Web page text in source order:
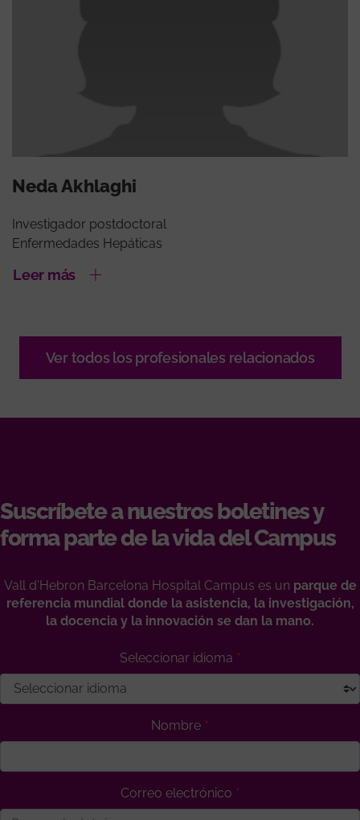
Neda Akhlaghi
Investigador postdoctoral
Enfermedades Hepáticas
Leer más
Ver todos los profesionales relacionados
Suscríbete a nuestros boletines y
forma parte de la vida del Campus
Vall d'Hebron Barcelona Hospital Campus es un parque de
referencia mundial donde la asistencia, la investigación,
la docencia y la innovación se dan la mano.
Seleccionar idioma
Nombre
Correo electrónico